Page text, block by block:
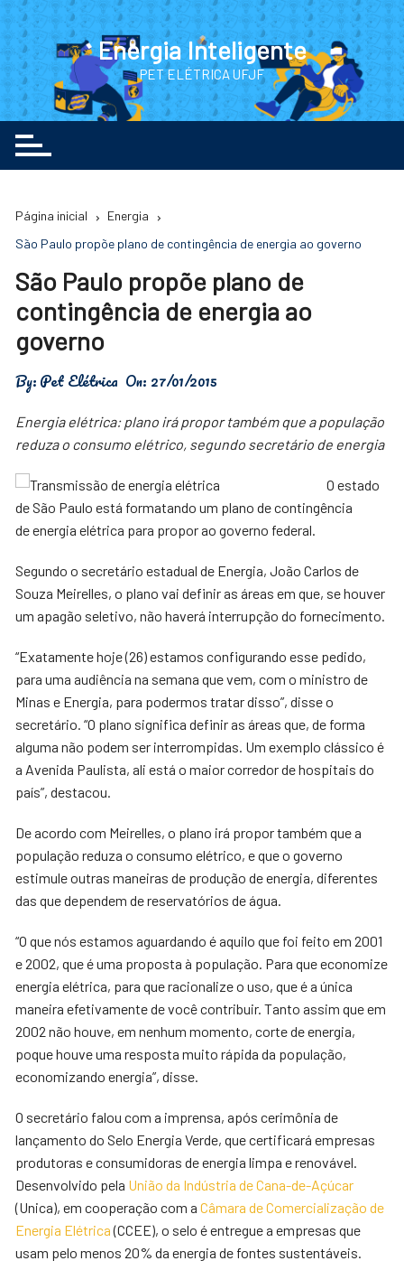
Ir
para
o
conteúdo
Energia Inteligente
PET ELÉTRICA UFJF
Página inicial
Energia
São Paulo propõe plano de contingência de energia ao governo
São Paulo propõe plano de
contingência de energia ao
governo
By:Pet Elétrica On: 27/01/2015
Energia elétrica: plano irá propor também que a população
reduza o consumo elétrico, segundo secretário de energia
O estado
de São Paulo está formatando um plano de contingência
de energia elétrica para propor ao governo federal.
Segundo o secretário estadual de Energia, João Carlos de
Souza Meirelles, o plano vai definir as áreas em que, se houver
um apagão seletivo, não haverá interrupção do fornecimento.
“Exatamente hoje (26) estamos configurando esse pedido,
para uma audiência na semana que vem, com o ministro de
Minas e Energia, para podermos tratar disso”, disse o
secretário. “O plano significa definir as áreas que, de forma
alguma não podem ser interrompidas. Um exemplo clássico é
a Avenida Paulista, ali está o maior corredor de hospitais do
país”, destacou.
De acordo com Meirelles, o plano irá propor também que a
população reduza o consumo elétrico, e que o governo
estimule outras maneiras de produção de energia, diferentes
das que dependem de reservatórios de água.
“O que nós estamos aguardando é aquilo que foi feito em 2001
e 2002, que é uma proposta à população. Para que economize
energia elétrica, para que racionalize o uso, que é a única
maneira efetivamente de você contribuir. Tanto assim que em
2002 não houve, em nenhum momento, corte de energia,
poque houve uma resposta muito rápida da população,
economizando energia”, disse.
O secretário falou com a imprensa, após cerimônia de
lançamento do Selo Energia Verde, que certificará empresas
produtoras e consumidoras de energia limpa e renovável.
Desenvolvido pela União da Indústria de Cana-de-Açúcar
(Unica), em cooperação com aCâmara de Comercialização de
Energia Elétrica(CCEE), o selo é entregue a empresas que
usam pelo menos 20% da energia de fontes sustentáveis.